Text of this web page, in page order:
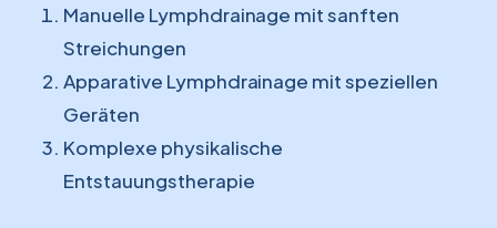
Manuelle Lymphdrainage mit sanften
Streichungen
Apparative Lymphdrainage mit speziellen
Geräten
Komplexe physikalische
Entstauungstherapie